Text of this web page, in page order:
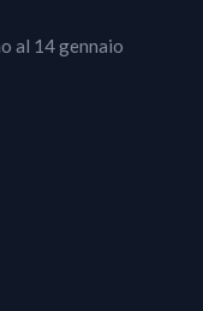
al 14 gennaio